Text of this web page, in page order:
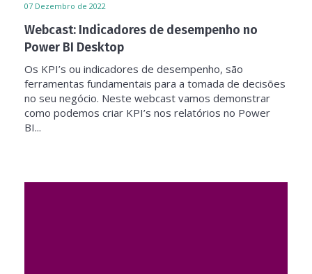
07 Dezembro de 2022
Webcast: Indicadores de desempenho no
Power BI Desktop
Os KPI’s ou indicadores de desempenho, são
ferramentas fundamentais para a tomada de decisões
no seu negócio. Neste webcast vamos demonstrar
como podemos criar KPI’s nos relatórios no Power
BI...